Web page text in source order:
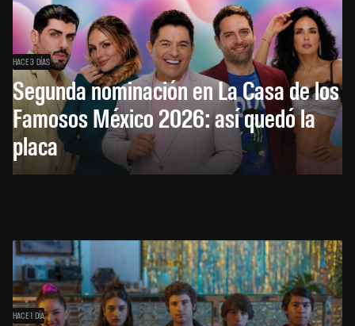
HACE 3 DÍAS
Segunda nominación en La Casa de los
Famosos México 2026: así quedó la
placa
HACE 1 DÍA